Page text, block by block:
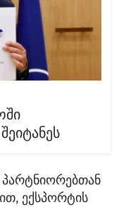
პარტნიორებთან
ექსპორტის